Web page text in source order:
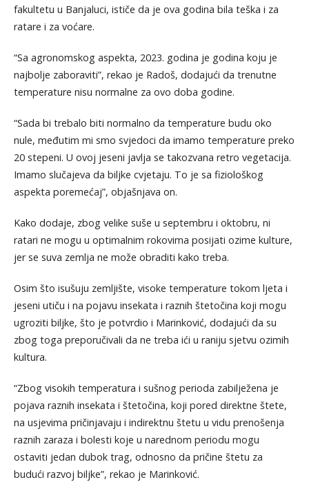
fakultetu u Banjaluci, ističe da je ova godina bila teška i za
ratare i za voćare.
“Sa agronomskog aspekta, 2023. godina je godina koju je
najbolje zaboraviti”, rekao je Radoš, dodajući da trenutne
temperature nisu normalne za ovo doba godine.
“Sada bi trebalo biti normalno da temperature budu oko
nule, međutim mi smo svjedoci da imamo temperature preko
20 stepeni. U ovoj jeseni javlja se takozvana retro vegetacija.
Imamo slučajeva da biljke cvjetaju. To je sa fiziološkog
aspekta poremećaj”, objašnjava on.
Kako dodaje, zbog velike suše u septembru i oktobru, ni
ratari ne mogu u optimalnim rokovima posijati ozime kulture,
jer se suva zemlja ne može obraditi kako treba.
Osim što isušuju zemljište, visoke temperature tokom ljeta i
jeseni utiču i na pojavu insekata i raznih štetočina koji mogu
ugroziti biljke, što je potvrdio i Marinković, dodajući da su
zbog toga preporučivali da ne treba ići u raniju sjetvu ozimih
kultura.
“Zbog visokih temperatura i sušnog perioda zabilježena je
pojava raznih insekata i štetočina, koji pored direktne štete,
na usjevima pričinjavaju i indirektnu štetu u vidu prenošenja
raznih zaraza i bolesti koje u narednom periodu mogu
ostaviti jedan dubok trag, odnosno da pričine štetu za
budući razvoj biljke”, rekao je Marinković.